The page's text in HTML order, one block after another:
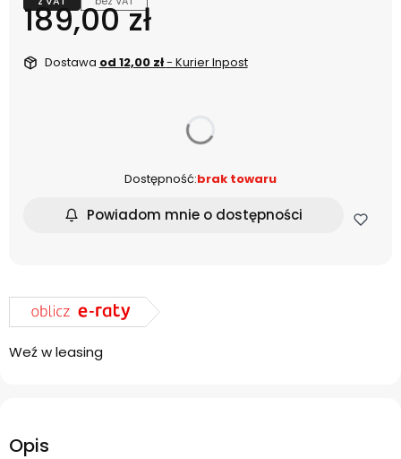
Cena
189,00 zł
Dostawa od 12,00 zł- Kurier Inpost
Dostępność:brak towaru
Powiadom mnie o dostępności
Weź w leasing
Opis